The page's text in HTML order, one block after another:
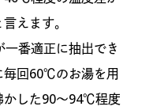
えます。
番適正に抽出でき
毎回60℃のお湯を用
かした90〜94℃程度